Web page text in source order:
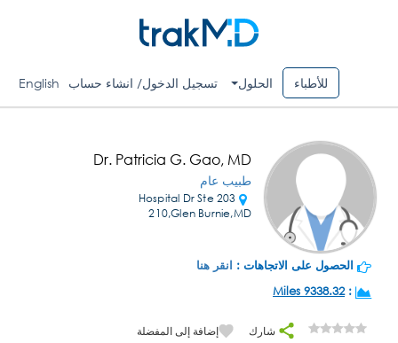
للأطباء الحلول تسجيل الدخول/ انشاء حساب English
Dr. Patricia G. Gao, MD
طبيب عام
203 Hospital Dr Ste
210,Glen Burnie,MD
الحصول على الاتجاهات : انقر هنا
:
9338.32 Miles
شارك إضافة إلى المفضلة